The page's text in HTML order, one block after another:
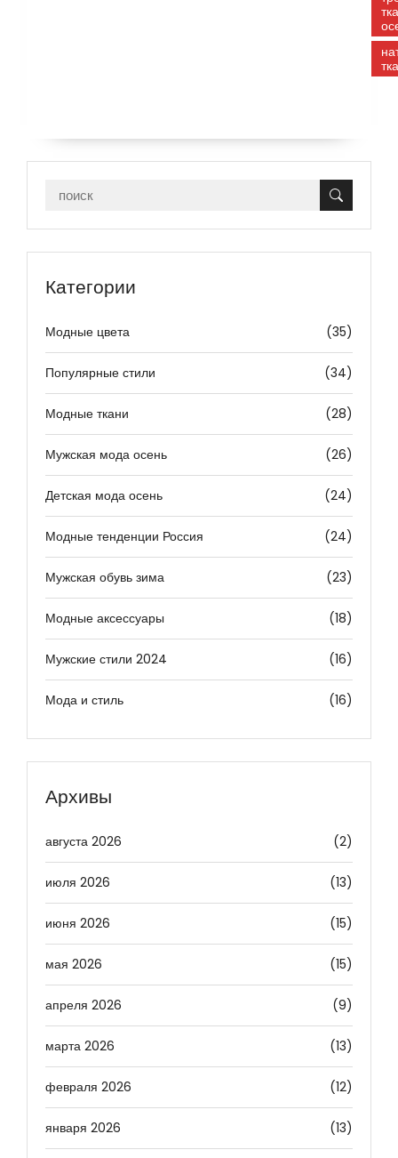
Категории
Модные цвета (35)
Популярные стили (34)
Модные ткани (28)
Мужская мода осень (26)
Детская мода осень (24)
Модные тенденции Россия (24)
Мужская обувь зима (23)
Модные аксессуары (18)
Мужские стили 2024 (16)
Мода и стиль (16)
Архивы
августа 2026 (2)
июля 2026 (13)
июня 2026 (15)
мая 2026 (15)
апреля 2026 (9)
марта 2026 (13)
февраля 2026 (12)
января 2026 (13)